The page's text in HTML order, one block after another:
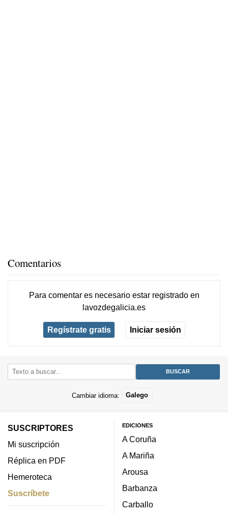
Comentarios
Para comentar es necesario estar registradoen
lavozdegalicia.es
Regístrate gratis Iniciar sesión
Cambiar idioma: Galego
SUSCRIPTORES
Mi suscripción
Réplica en PDF
Hemeroteca
Suscríbete
EDICIONES
A Coruña
A Mariña
Arousa
Barbanza
Carballo